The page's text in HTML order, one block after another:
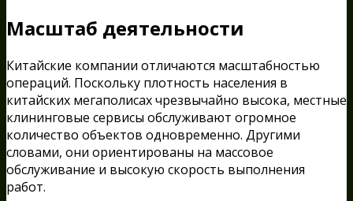
Масштаб деятельности
Китайские компании отличаются масштабностью
операций. Поскольку плотность населения в
китайских мегаполисах чрезвычайно высока, местные
клининговые сервисы обслуживают огромное
количество объектов одновременно. Другими
словами, они ориентированы на массовое
обслуживание и высокую скорость выполнения
работ.